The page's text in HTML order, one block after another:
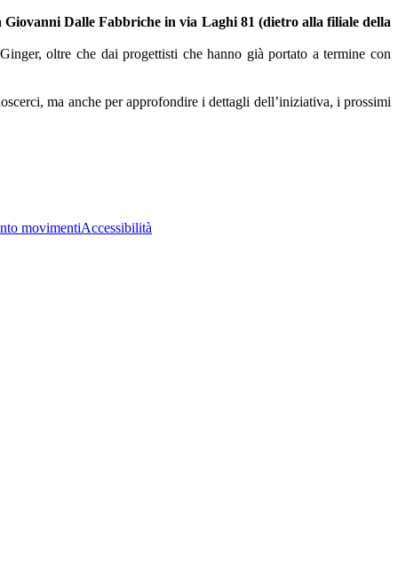
Giovanni Dalle Fabbriche in via Laghi 81 (dietro alla filiale della
oltre che dai progettisti che hanno già portato a termine con
ma anche per approfondire i dettagli dell’iniziativa, i prossimi
movimentiAccessibilità